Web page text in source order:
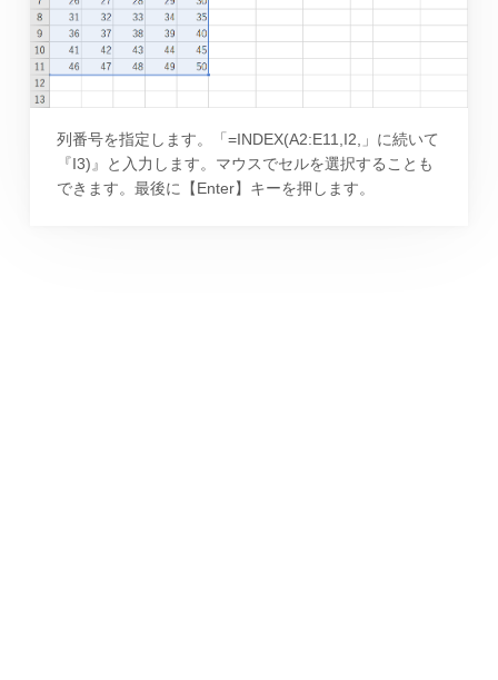
列番号を指定します。「=INDEX(A2:E11,I2,」に続いて
『I3)』と入力します。マウスでセルを選択することも
できます。最後に【Enter】キーを押します。